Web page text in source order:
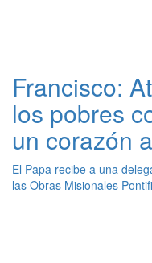
Francisco:
los pobres
un corazón
El Papa recibe a una
las Obras Misionales